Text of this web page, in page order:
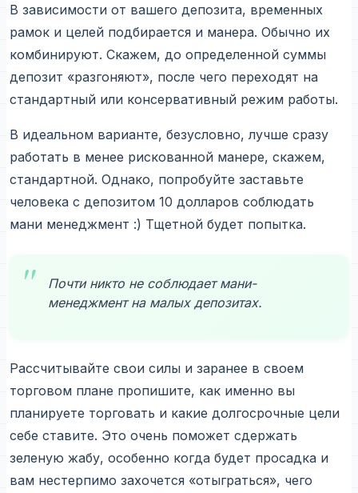
В зависимости от вашего депозита, временных
рамок и целей подбирается и манера. Обычно их
комбинируют. Скажем, до определенной суммы
депозит «разгоняют», после чего переходят на
стандартный или консервативный режим работы.
В идеальном варианте, безусловно, лучше сразу
работать в менее рискованной манере, скажем,
стандартной. Однако, попробуйте заставьте
человека с депозитом 10 долларов соблюдать
мани менеджмент :) Тщетной будет попытка.
Почти никто не соблюдает мани-
менеджмент на малых депозитах.
Рассчитывайте свои силы и заранее в своем
торговом плане пропишите, как именно вы
планируете торговать и какие долгосрочные цели
себе ставите. Это очень поможет сдержать
зеленую жабу, особенно когда будет просадка и
вам нестерпимо захочется «отыграться», чего